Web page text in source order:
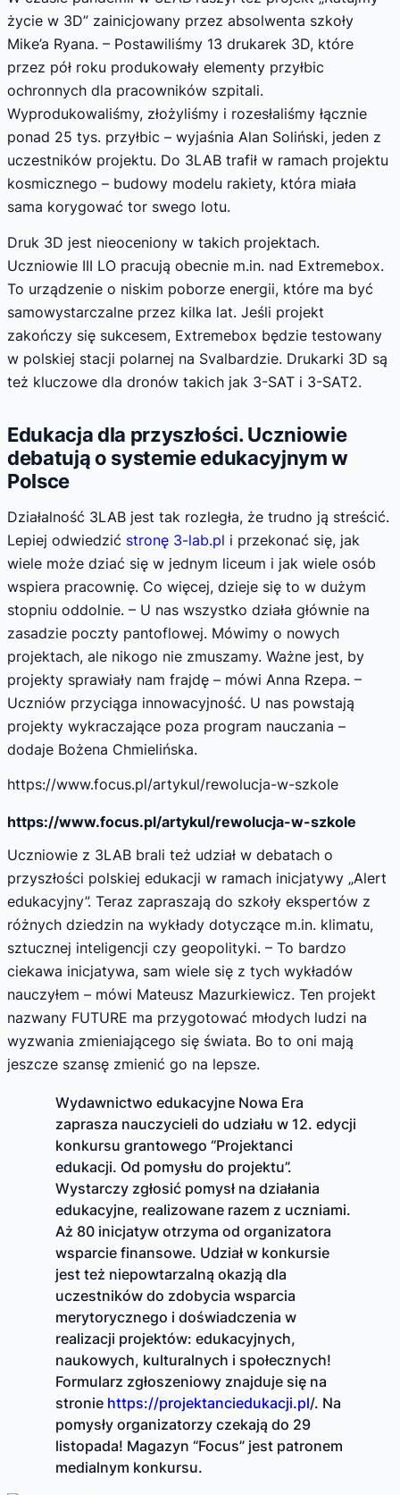
życie w 3D” zainicjowany przez absolwenta szkoły
Mike’a Ryana. – Postawiliśmy 13 drukarek 3D, które
przez pół roku produkowały elementy przyłbic
ochronnych dla pracowników szpitali.
Wyprodukowaliśmy, złożyliśmy i rozesłaliśmy łącznie
ponad 25 tys. przyłbic – wyjaśnia Alan Soliński, jeden z
uczestników projektu. Do 3LAB trafił w ramach projektu
kosmicznego – budowy modelu rakiety, która miała
sama korygować tor swego lotu.
Druk 3D jest nieoceniony w takich projektach.
Uczniowie III LO pracują obecnie m.in. nad Extremebox.
To urządzenie o niskim poborze energii, które ma być
samowystarczalne przez kilka lat. Jeśli projekt
zakończy się sukcesem, Extremebox będzie testowany
w polskiej stacji polarnej na Svalbardzie. Drukarki 3D są
też kluczowe dla dronów takich jak 3-SAT i 3-SAT2.
Edukacja dla przyszłości. Uczniowie
debatują o systemie edukacyjnym w
Polsce
Działalność 3LAB jest tak rozległa, że trudno ją streścić.
Lepiej odwiedzić stronę 3-lab.pl i przekonać się, jak
wiele może dziać się w jednym liceum i jak wiele osób
wspiera pracownię. Co więcej, dzieje się to w dużym
stopniu oddolnie. – U nas wszystko działa głównie na
zasadzie poczty pantoflowej. Mówimy o nowych
projektach, ale nikogo nie zmuszamy. Ważne jest, by
projekty sprawiały nam frajdę – mówi Anna Rzepa. –
Uczniów przyciąga innowacyjność. U nas powstają
projekty wykraczające poza program nauczania –
dodaje Bożena Chmielińska.
https://www.focus.pl/artykul/rewolucja-w-szkole
https://www.focus.pl/artykul/rewolucja-w-szkole
Uczniowie z 3LAB brali też udział w debatach o
przyszłości polskiej edukacji w ramach inicjatywy „Alert
edukacyjny”. Teraz zapraszają do szkoły ekspertów z
różnych dziedzin na wykłady dotyczące m.in. klimatu,
sztucznej inteligencji czy geopolityki. – To bardzo
ciekawa inicjatywa, sam wiele się z tych wykładów
nauczyłem – mówi Mateusz Mazurkiewicz. Ten projekt
nazwany FUTURE ma przygotować młodych ludzi na
wyzwania zmieniającego się świata. Bo to oni mają
jeszcze szansę zmienić go na lepsze.
Wydawnictwo edukacyjne Nowa Era
zaprasza nauczycieli do udziału w 12. edycji
konkursu grantowego “Projektanci
edukacji. Od pomysłu do projektu”.
Wystarczy zgłosić pomysł na działania
edukacyjne, realizowane razem z uczniami.
Aż 80 inicjatyw otrzyma od organizatora
wsparcie finansowe. Udział w konkursie
jest też niepowtarzalną okazją dla
uczestników do zdobycia wsparcia
merytorycznego i doświadczenia w
realizacji projektów: edukacyjnych,
naukowych, kulturalnych i społecznych!
Formularz zgłoszeniowy znajduje się na
stronie https://projektanciedukacji.pl/. Na
pomysły organizatorzy czekają do 29
listopada! Magazyn “Focus” jest patronem
medialnym konkursu.